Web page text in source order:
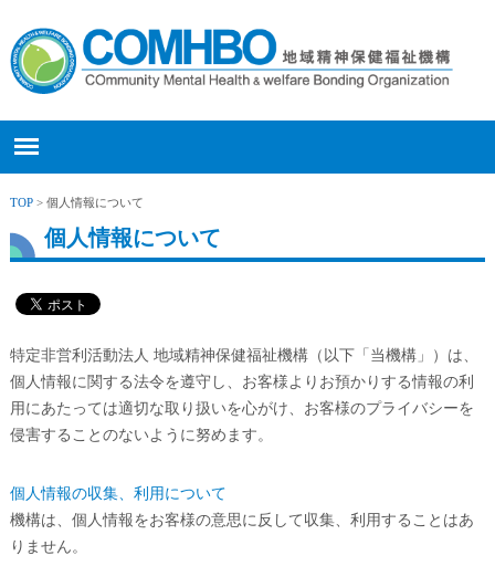
TOP> 個人情報について
個人情報について
特定非営利活動法人 地域精神保健福祉機構（以下「当機構」）は、
個人情報に関する法令を遵守し、お客様よりお預かりする情報の利
用にあたっては適切な取り扱いを心がけ、お客様のプライバシーを
侵害することのないように努めます。
個人情報の収集、利用について
機構は、個人情報をお客様の意思に反して収集、利用することはあ
りません。